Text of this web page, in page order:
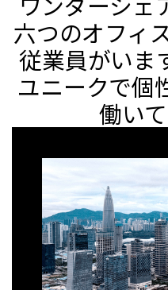
画面録画専用ソフト
Filmstock
動画編集に使える素材サ
DVD Memory
DVD作成ソフト
クリエイティブ系ソフトラインナッ
参考記事
動画系記事
作図＆製図ソフトラインナップ
参考記事
概要
作図種類一覧
Document Cloud
電子署名とクラウドサー
PDF関連ソフトラインナップ
参考記事
PDF変換方法
PDFテンプレート
OCR 機能活用
Recoverit
データ復元ソフト
Dr.Fone
スマートフォン管理ソフ
FamiSafe
子供の安全を守るアプリ
MobileTrans
スマホ間のデータ転送
Repairit
動画・写真・ファイル
ユーティリティソフトラインナップ
AI ソリューション
ソーシャルメディア
教育
リソース
AI ニュースルーム
法人様向け
ショップ
六つのオフィ
従業員がいま
ユニークで個
働いて